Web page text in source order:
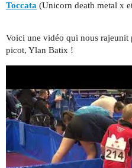
Toccata (Unicorn death metal x
Voici une vidéo qui nous rajeunit
picot, Ylan Batix !